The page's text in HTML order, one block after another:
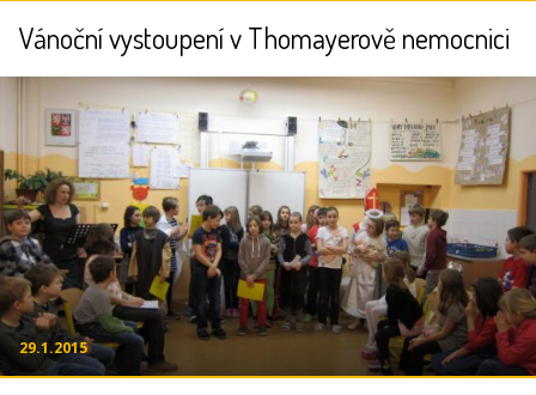
Vánoční vystoupení v Thomayerově nemocnici
29.1.2015